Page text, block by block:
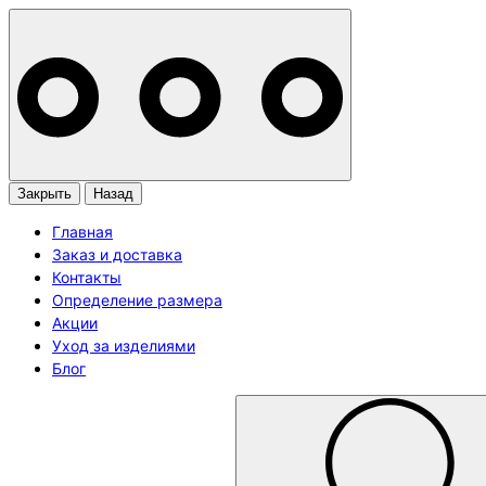
Закрыть Назад
Главная
Заказ и доставка
Контакты
Определение размера
Акции
Уход за изделиями
Блог